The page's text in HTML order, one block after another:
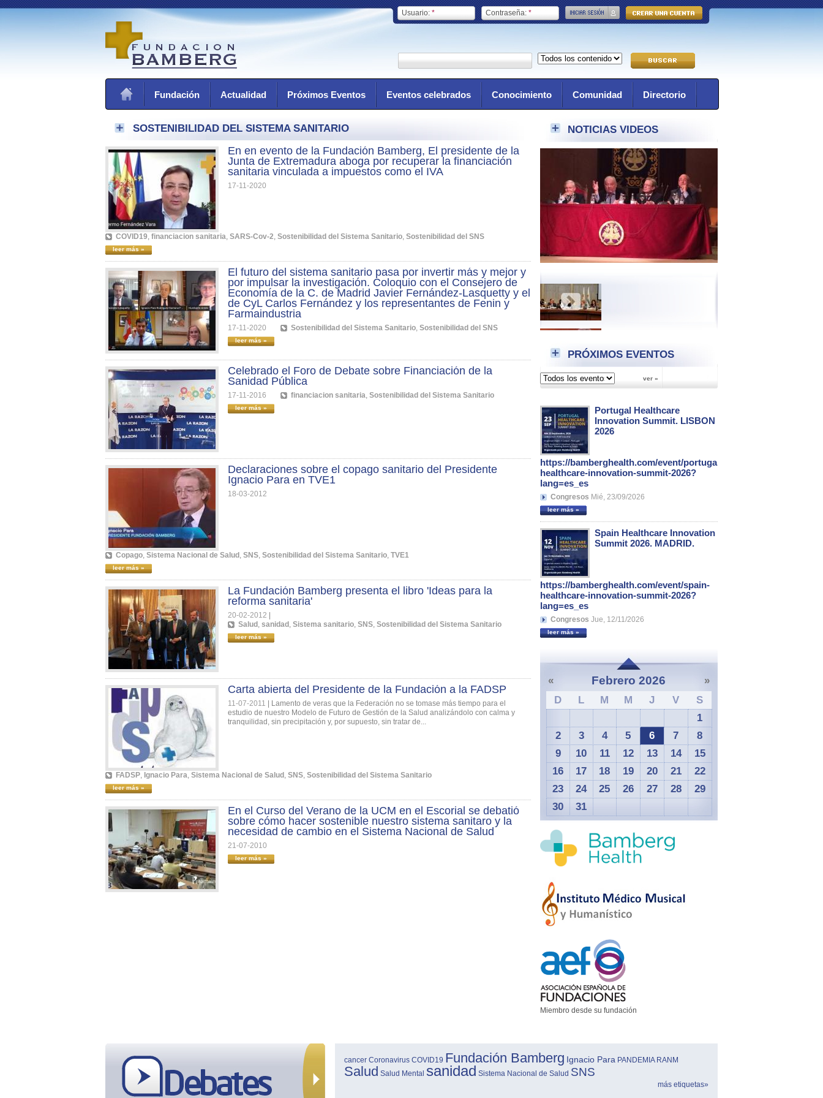
Usuario: * Contraseña: *
Fundación Actualidad Próximos Eventos Eventos celebrados Conocimiento Comunidad Directorio
NOTICIAS VIDEOS
PRÓXIMOS EVENTOS
Portugal Healthcare
Innovation Summit. LISBON
2026
https://bamberghealth.com/event/portugal-
healthcare-innovation-summit-2026?
lang=es_es
Congresos Mié, 23/09/2026
leer más »
Spain Healthcare Innovation
Summit 2026. MADRID.
https://bamberghealth.com/event/spain-
healthcare-innovation-summit-2026?
lang=es_es
Congresos Jue, 12/11/2026
leer más »
« Febrero 2026
»
D
L M M J V
S
1
2
3 4 5 6 7
8
9
10 11 12 13 14
15
16
17 18 19 20 21
22
23
24 25 26 27 28
29
30
31
Miembro desde su fundación
SOSTENIBILIDAD DEL SISTEMA SANITARIO
En en evento de la Fundación Bamberg, El presidente de la
Junta de Extremadura aboga por recuperar la financiación
sanitaria vinculada a impuestos como el IVA
17-11-2020
COVID19, financiacion sanitaria, SARS-Cov-2, Sostenibilidad del Sistema Sanitario, Sostenibilidad del SNS
leer más »
El futuro del sistema sanitario pasa por invertir más y mejor y
por impulsar la investigación. Coloquio con el Consejero de
Economía de la C. de Madrid Javier Fernández-Lasquetty y el
de CyL Carlos Fernández y los representantes de Fenin y
Farmaindustria
17-11-2020 Sostenibilidad del Sistema Sanitario, Sostenibilidad del SNS
leer más »
Celebrado el Foro de Debate sobre Financiación de la
Sanidad Pública
17-11-2016 financiacion sanitaria, Sostenibilidad del Sistema Sanitario
leer más »
Declaraciones sobre el copago sanitario del Presidente
Ignacio Para en TVE1
18-03-2012
Copago, Sistema Nacional de Salud , SNS, Sostenibilidad del Sistema Sanitario, TVE1
leer más »
La Fundación Bamberg presenta el libro 'Ideas para la
reforma sanitaria'
20-02-2012
Salud , sanidad , Sistema sanitario, SNS, Sostenibilidad del Sistema Sanitario
leer más »
Carta abierta del Presidente de la Fundación a la FADSP
11-07-2011
Lamento de veras que la Federación no se tomase más tiempo para el
estudio de nuestro Modelo de Futuro de Gestión de la Salud analizándolo con calma y
tranquilidad, sin precipitación y, por supuesto, sin tratar de...
FADSP, Ignacio Para, Sistema Nacional de Salud , SNS, Sostenibilidad del Sistema Sanitario
leer más »
En el Curso del Verano de la UCM en el Escorial se debatió
sobre cómo hacer sostenible nuestro sistema sanitaro y la
necesidad de cambio en el Sistema Nacional de Salud
21-07-2010
leer más »
cancer Coronavirus COVID19 Fundación Bamberg Ignacio Para PANDEMIA RANM
Salud Salud Mental sanidad Sistema Nacional de Salud SNS
más etiquetas»